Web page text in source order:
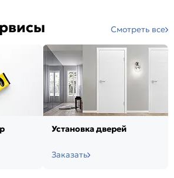
Смотреть все
Установка дверей
Заказать